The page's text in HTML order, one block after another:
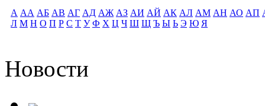
А АА АБ АВ АГ АД АЖ АЗ АИ АЙ АК АЛ АМ АН АО АП
Л М Н О П Р С Т У Ф Х Ц Ч Ш Щ Ъ Ы Ь Э Ю Я
Новости